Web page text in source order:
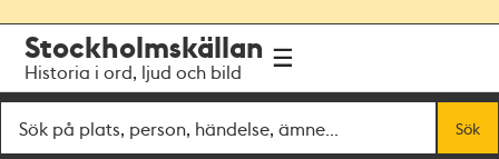
navigationen
huvudinnehållet
Stockholmskällan
Historia i ord, ljud och bild
Sök